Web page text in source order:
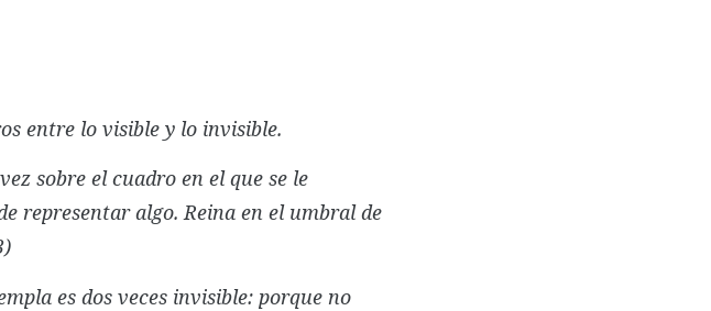
entre lo visible y lo invisible.
sobre el cuadro en el que se le
representar algo. Reina en el umbral de
es dos veces invisible: porque no